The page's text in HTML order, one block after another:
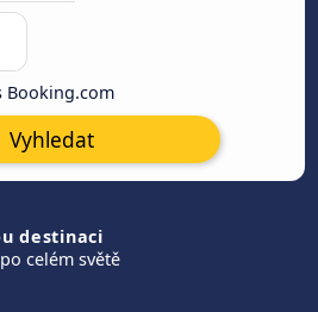
Booking.com
Vyhledat
destinaci
celém světě